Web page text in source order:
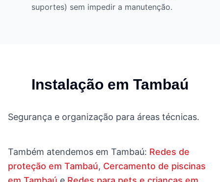
suportes) sem impedir a manutenção.
Instalação em Tambaú
Segurança e organização para áreas técnicas.
Também atendemos em Tambaú: Redes de
proteção em Tambaú, Cercamento de piscinas